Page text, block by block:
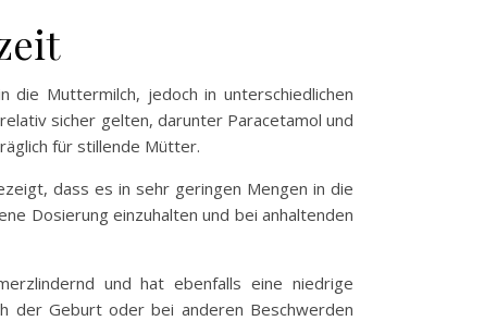
die Muttermilch, jedoch in unterschiedlichen
sicher gelten, darunter Paracetamol und
für stillende Mütter.
dass es in sehr geringen Mengen in die
Dosierung einzuhalten und bei anhaltenden
und hat ebenfalls eine niedrige
der Geburt oder bei anderen Beschwerden